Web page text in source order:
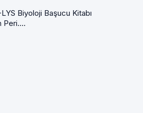
Biyoloji Başucu Kitabı
Peri....